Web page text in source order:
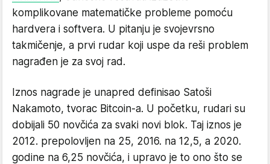
komplikovane matematičke probleme pomoću
hardvera i softvera. U pitanju je svojevrsno
takmičenje, a prvi rudar koji uspe da reši problem
nagrađen je za svoj rad.
Iznos nagrade je unapred definisao Satoši
Nakamoto, tvorac Bitcoin-a. U početku, rudari su
dobijali 50 novčića za svaki novi blok. Taj iznos je
2012. prepolovljen na 25, 2016. na 12,5, a 2020.
godine na 6,25 novčića, i upravo je to ono što se